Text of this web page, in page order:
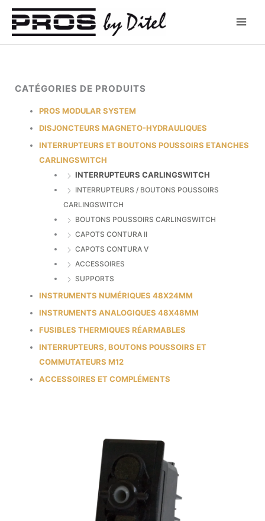
Aller
contenu
CATÉGORIES DE PRODUITS
PROS MODULAR SYSTEM
DISJONCTEURS MAGNETO-HYDRAULIQUES
INTERRUPTEURS ET BOUTONS POUSSOIRS ETANCHES
CARLINGSWITCH
INTERRUPTEURS CARLINGSWITCH
INTERRUPTEURS / BOUTONS POUSSOIRS
CARLINGSWITCH
BOUTONS POUSSOIRS CARLINGSWITCH
CAPOTS CONTURA II
CAPOTS CONTURA V
ACCESSOIRES
SUPPORTS
INSTRUMENTS NUMÉRIQUES 48X24MM
INSTRUMENTS ANALOGIQUES 48X48MM
FUSIBLES THERMIQUES RÉARMABLES
INTERRUPTEURS, BOUTONS POUSSOIRS ET
COMMUTATEURS M12
ACCESSOIRES ET COMPLÉMENTS